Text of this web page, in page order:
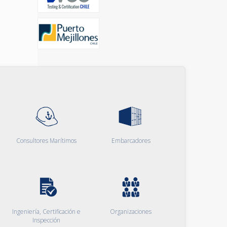
Consultores Marítimos Embarcadores
Ingeniería, Certificación e
Inspección
Organizaciones